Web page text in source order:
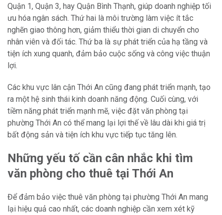
Quận 1, Quận 3, hay Quận Bình Thạnh, giúp doanh nghiệp tối
ưu hóa ngân sách. Thứ hai là môi trường làm việc ít tắc
nghẽn giao thông hơn, giảm thiểu thời gian di chuyển cho
nhân viên và đối tác. Thứ ba là sự phát triển của hạ tầng và
tiện ích xung quanh, đảm bảo cuộc sống và công việc thuận
lợi.
Các khu vực lân cận Thới An cũng đang phát triển mạnh, tạo
ra một hệ sinh thái kinh doanh năng động. Cuối cùng, với
tiềm năng phát triển mạnh mẽ, việc đặt văn phòng tại
phường Thới An có thể mang lại lợi thế về lâu dài khi giá trị
bất động sản và tiện ích khu vực tiếp tục tăng lên.
Những yếu tố cần cân nhắc khi tìm
văn phòng cho thuê tại Thới An
Để đảm bảo việc thuê văn phòng tại phường Thới An mang
lại hiệu quả cao nhất, các doanh nghiệp cần xem xét kỹ